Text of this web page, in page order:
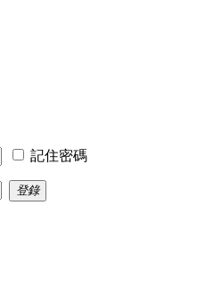
記住密碼
登錄